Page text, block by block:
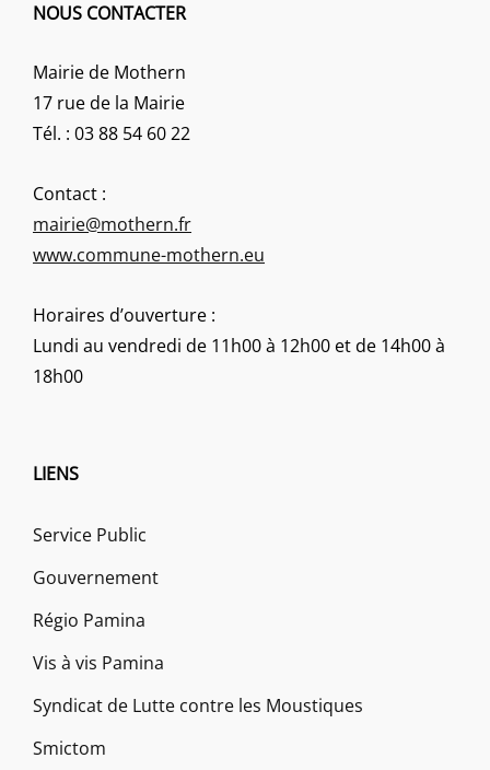
NOUS CONTACTER
Mairie de Mothern
17 rue de la Mairie
Tél. : 03 88 54 60 22
Contact :
mairie@mothern.fr
www.commune-mothern.eu
Horaires d’ouverture :
Lundi au vendredi de 11h00 à 12h00 et de 14h00 à
18h00
LIENS
Service Public
Gouvernement
Régio Pamina
Vis à vis Pamina
Syndicat de Lutte contre les Moustiques
Smictom